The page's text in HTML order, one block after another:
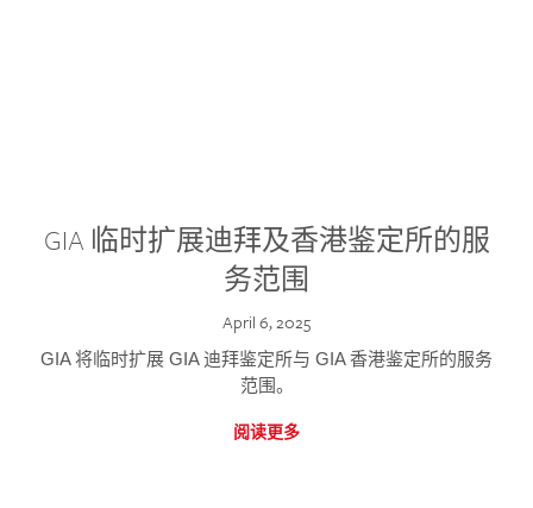
GIA 临时扩展迪拜及香港鉴定所的服
务范围
April 6, 2025
GIA 将临时扩展 GIA 迪拜鉴定所与 GIA 香港鉴定所的服务
范围。
阅读更多